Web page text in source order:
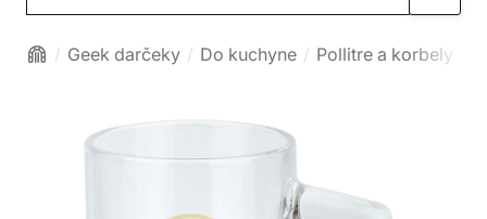
Geek darčeky Do kuchyne Pollitre a korbely